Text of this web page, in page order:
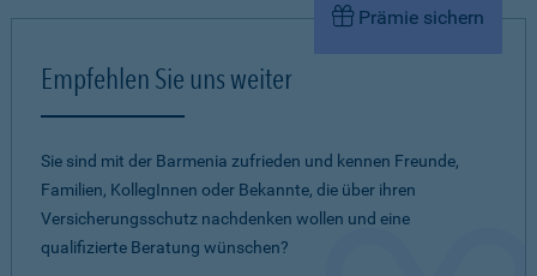
Prämie sichern
Empfehlen Sie uns weiter
Sie sind mit der Barmenia zufrieden und kennen Freunde,
Familien, KollegInnen oder Bekannte, die über ihren
Versicherungsschutz nachdenken wollen und eine
qualifizierte Beratung wünschen?